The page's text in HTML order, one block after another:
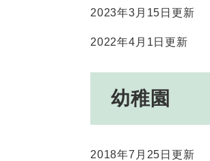
2023年3月15日更新
2022年4月1日更新
幼稚園
2018年7月25日更新